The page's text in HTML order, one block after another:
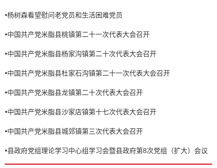
•杨树森看望慰问老党员和生活困难党员
•中国共产党米脂县桃镇第二十一次代表大会召开
•中国共产党米脂县杨家沟镇第二十次代表大会召开
•中国共产党米脂县杜家石沟镇第二十一次代表大会召开
•中国共产党米脂县龙镇第二十次代表大会召开
•中国共产党米脂县沙家店镇第十七次代表大会召开
•中国共产党米脂县城郊镇第三次代表大会召开
•县政府党组理论学习中心组学习会暨县政府第8次党组（扩大）会议
召开